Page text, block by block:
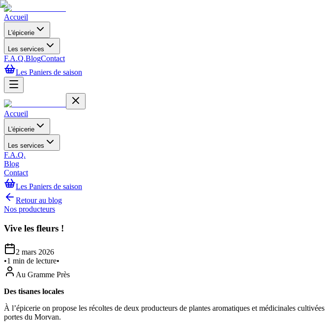
Accueil
L'épicerie
Les services
F.A.Q.BlogContact
Les Paniers de saison
Accueil
L'épicerie
Les services
F.A.Q.
Blog
Contact
Les Paniers de saison
Retour au blog
Nos producteurs
Vive les fleurs !
2 mars 2026
•1 min de lecture•
Au Gramme Près
Des tisanes locales
À l’épicerie on propose les récoltes de deux producteurs de plantes aromatiques et médicinales
portes du Morvan.